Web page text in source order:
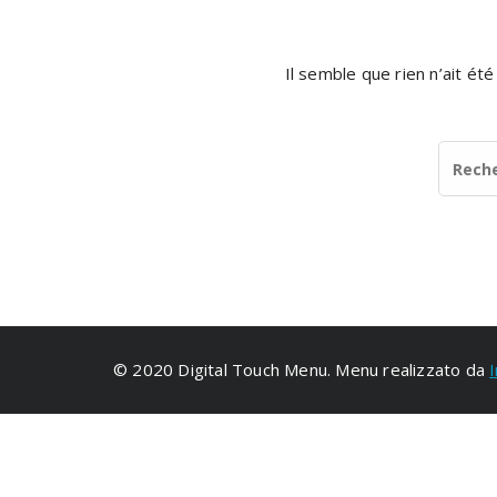
Il semble que rien n’ait
© 2020 Digital Touch Menu. Menu realizzato da